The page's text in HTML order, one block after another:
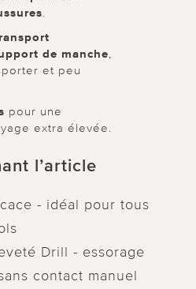
.
de manche,
et peu
pour une
extra élevée.
l’article
- idéal pour tous
Drill - essorage
contact manuel